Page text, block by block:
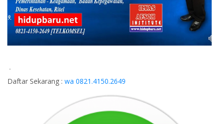
.
Daftar Sekarang : wa 0821.4150.2649